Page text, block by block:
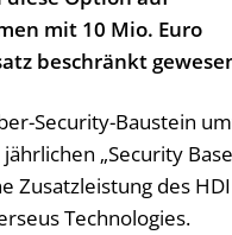
mit 10 Mio. Euro
beschränkt
Security-Baustein
„Security
Zusatzleistung des HDI
Technologies.